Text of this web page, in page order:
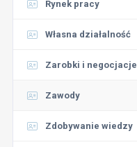
Rynek pracy
Własna działalność
Zarobki i negocjacje
Zawody
Zdobywanie wiedzy